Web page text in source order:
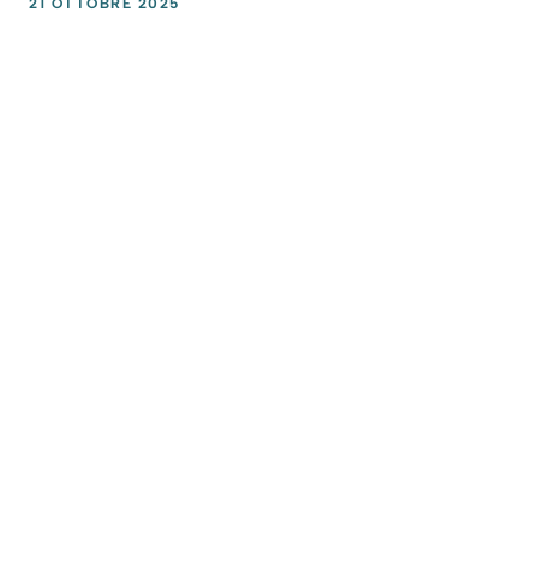
21 OTTOBRE 2025